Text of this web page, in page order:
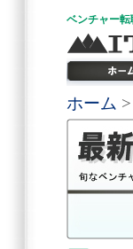
ベンチャー転
ホーム >